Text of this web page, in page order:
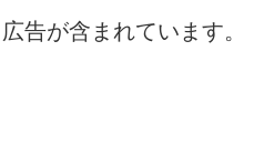
告が含まれています。